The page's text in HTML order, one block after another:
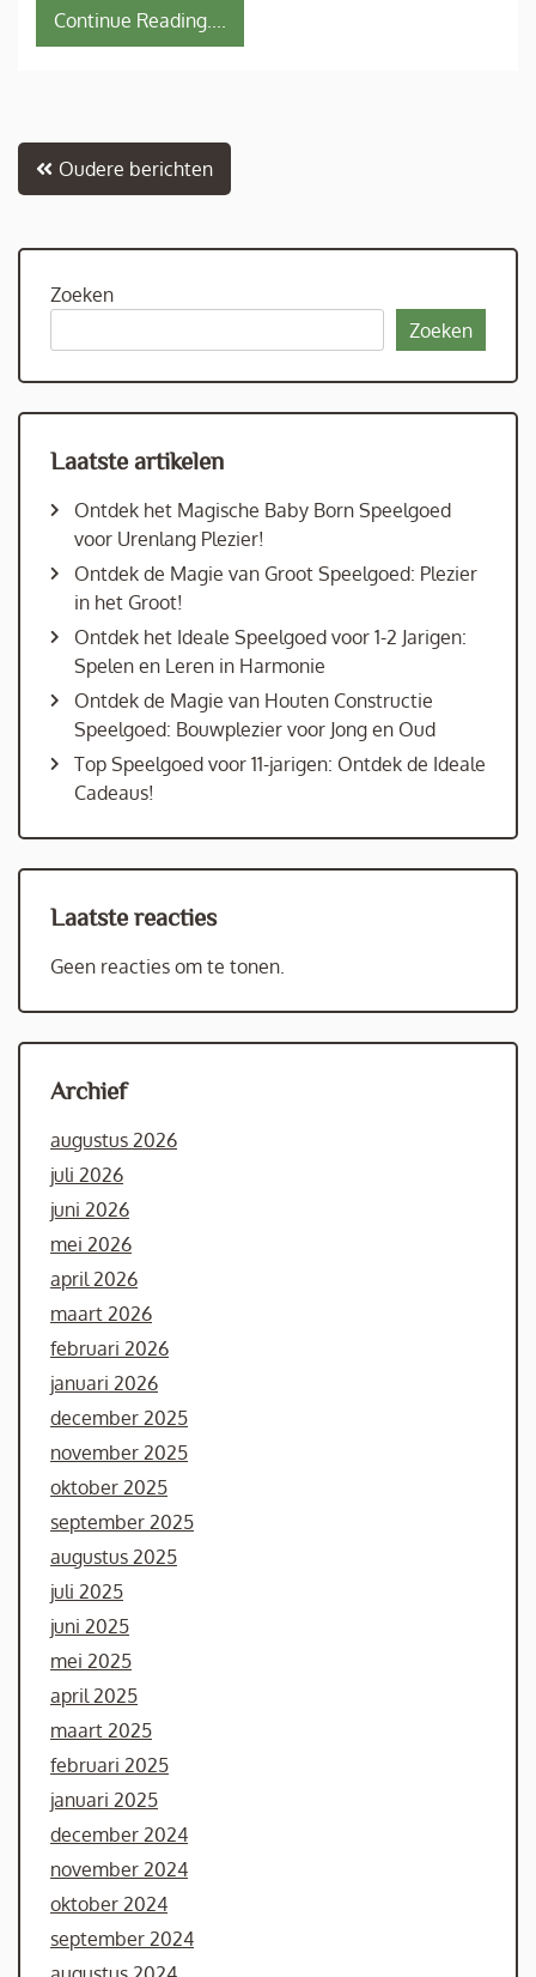
Continue Reading....
Berichtnavigatie
Oudere berichten
Zoeken
Zoeken
Laatste artikelen
Ontdek het Magische Baby Born Speelgoed
voor Urenlang Plezier!
Ontdek de Magie van Groot Speelgoed: Plezier
in het Groot!
Ontdek het Ideale Speelgoed voor 1-2 Jarigen:
Spelen en Leren in Harmonie
Ontdek de Magie van Houten Constructie
Speelgoed: Bouwplezier voor Jong en Oud
Top Speelgoed voor 11-jarigen: Ontdek de Ideale
Cadeaus!
Laatste reacties
Geen reacties om te tonen.
Archief
augustus 2026
juli 2026
juni 2026
mei 2026
april 2026
maart 2026
februari 2026
januari 2026
december 2025
november 2025
oktober 2025
september 2025
augustus 2025
juli 2025
juni 2025
mei 2025
april 2025
maart 2025
februari 2025
januari 2025
december 2024
november 2024
oktober 2024
september 2024